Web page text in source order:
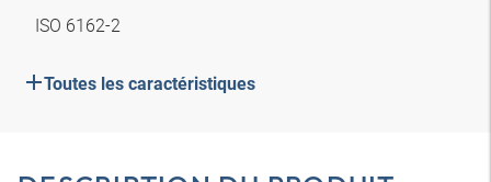
ISO 6162-2
Toutes les caractéristiques